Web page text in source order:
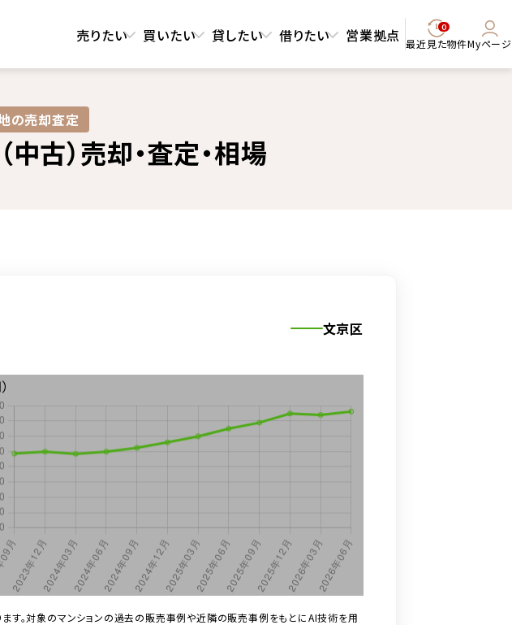
売りたい 買いたい 貸したい 借りたい 営業拠点 0
最近見た物件Myページ
の売却査定​
古）売却・査定・相場
文京区
す。対象のマンションの過去の販売事例や近隣の販売事例をもとにAI技術を用